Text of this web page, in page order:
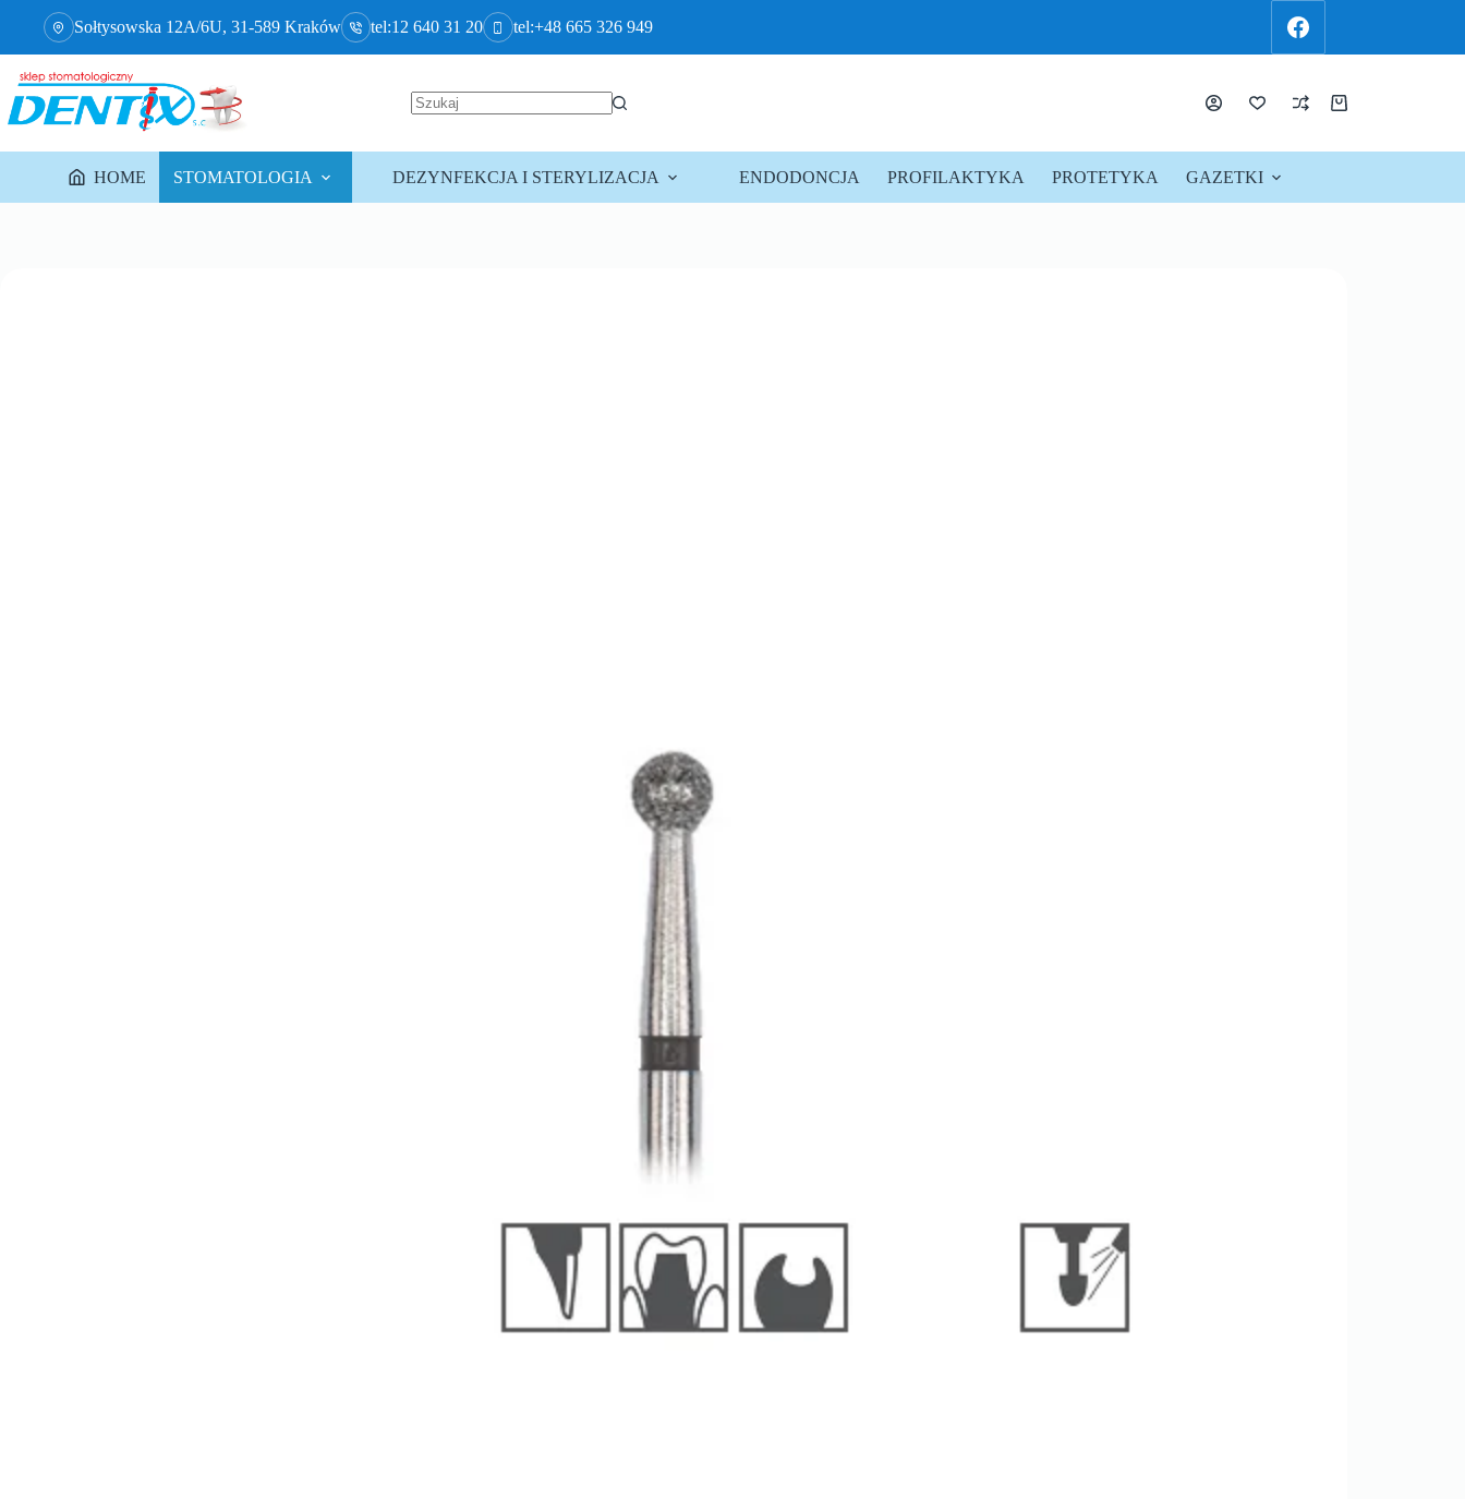
Sołtysowska 12A/6U, 31-589 Kraków tel:12 640 31 20 tel:+48 665 326 949
HOME STOMATOLOGIA DEZYNFEKCJA I STERYLIZACJA ENDODONCJA PROFILAKTYKA PROTETYKA GAZETKI